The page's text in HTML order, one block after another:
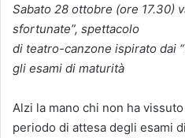
Sabato 28 ottobre (ore 17.30)
sfortunate”, spettacolo
di teatro-canzone ispirato dai
gli esami di maturità
Alzi la mano chi non ha
periodo di attesa degli esami